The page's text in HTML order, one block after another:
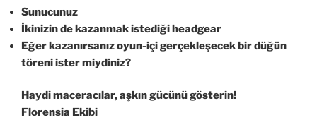
Sunucunuz
İkinizin de kazanmak istediği headgear
Eğer kazanırsanız oyun-içi gerçekleşecek bir düğün
töreni ister miydiniz?
Haydi maceracılar, aşkın gücünü gösterin!
Florensia Ekibi